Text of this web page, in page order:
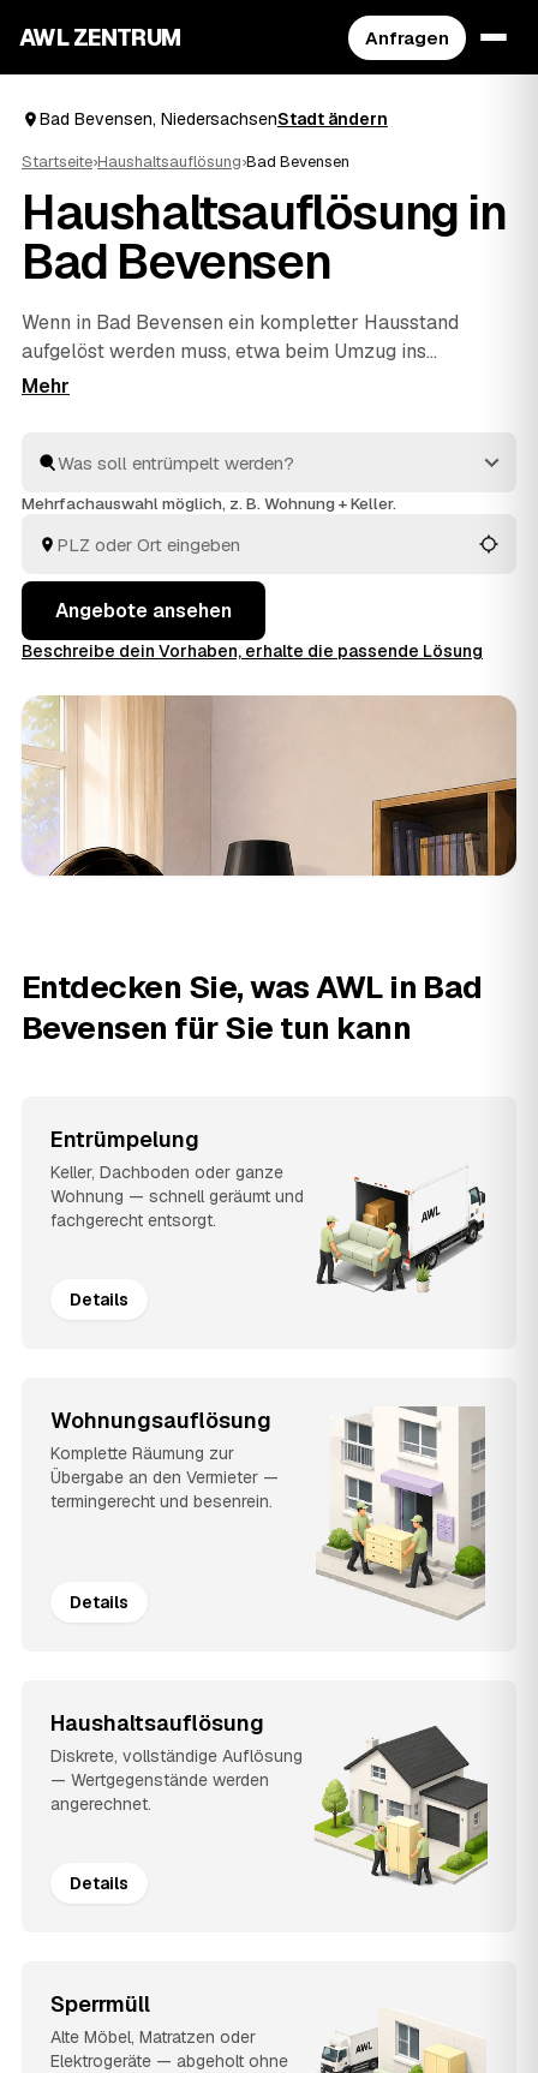
AWL ZENTRUM Anfragen
Bad Bevensen, NiedersachsenStadt ändern
Startseite›Haushaltsauflösung›Bad Bevensen
Haushaltsauflösung in
Bad Bevensen
Wenn in Bad Bevensen ein kompletter Hausstand
aufgelöst werden muss, etwa beim Umzug ins
Pflegeheim oder im Nachlass, hilft AWL beim einfachen
rechnen Ihnen Festpreise – verwertbare Gegenstände
werden auf die Kosten angerechnet. Die Profis arbeiten
besenreinen Übergabe. Sie müssen nur die Angebote
vergleichen und entscheiden.
Mehrfachauswahl möglich, z. B. Wohnung + Keller.
Angebote ansehen
Beschreibe dein Vorhaben, erhalte die passende Lösung
Entdecken Sie, was AWL in Bad
Bevensen für Sie tun kann
Entrümpelung
Keller, Dachboden oder ganze
Wohnung — schnell geräumt und
fachgerecht entsorgt.
Details
Wohnungsauflösung
Komplette Räumung zur
Übergabe an den Vermieter —
termingerecht und besenrein.
Details
Haushaltsauflösung
Diskrete, vollständige Auflösung
— Wertgegenstände werden
angerechnet.
Details
Sperrmüll
Alte Möbel, Matratzen oder
Elektrogeräte — abgeholt ohne